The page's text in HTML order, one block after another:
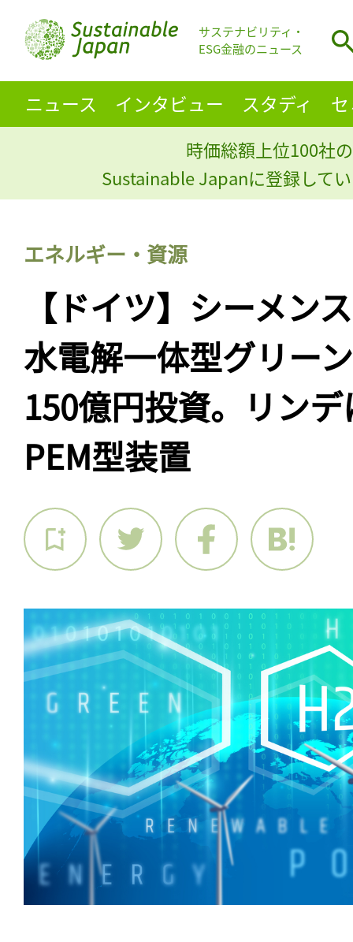
サステナビリティ・
ESG金融のニュース
ニュース インタビュー スタディ
時価総額上位100社
Sustainable Japanに登録して
エネルギー・資源
【ドイツ】シーメン
水電解一体型グリー
150億円投資。リン
PEM型装置